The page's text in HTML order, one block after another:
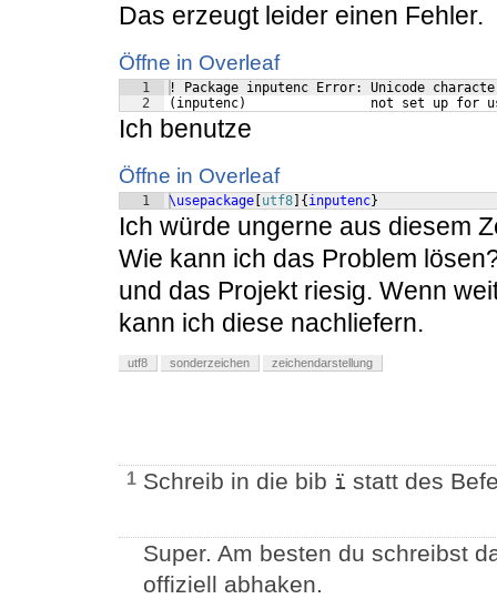
Das erzeugt leider einen Fehler.
Öffne in Overleaf
1
2
! Package inputenc Error: Unicode
(inputenc)                not set up for
Ich benutze
Öffne in Overleaf
1 \usepackage utf8 { inputenc}
Ich würde ungerne aus diesem
Wie kann ich das Problem
und das Projekt riesig. Wenn
kann ich diese nachliefern.
utf8 sonderzeichen zeichendarstellung
1 Schreib in die bib ï statt des
Super. Am besten du schreibst
offiziell abhaken.